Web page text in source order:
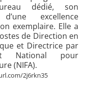
dédié, son
excellence
exemplaire. Elle a
de Direction en
et Directrice par
National pour
(NIFA).
2j6rkn35